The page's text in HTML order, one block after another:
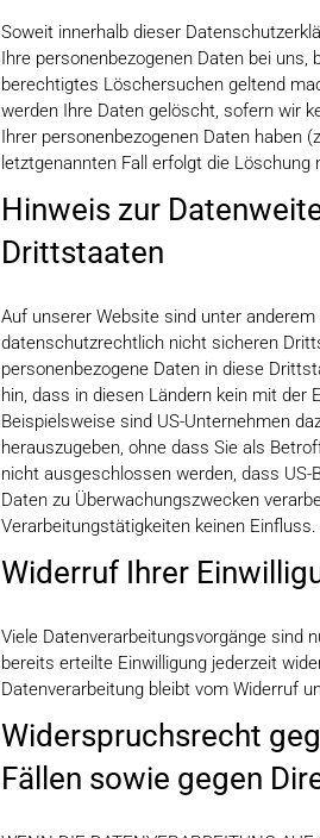
Soweit innerhalb dieser
Ihre personenbezogenen Daten bei
berechtigtes Löschersuchen geltend
werden Ihre Daten gelöscht, sofern wir
Ihrer personenbezogenen Daten haben
letztgenannten Fall erfolgt die Löschung
Hinweis zur
Drittstaaten
Auf unserer Website sind unter
datenschutzrechtlich nicht sicheren
personenbezogene Daten in diese
hin, dass in diesen Ländern kein mit der
Beispielsweise sind US-Unternehmen
herauszugeben, ohne dass Sie als
nicht ausgeschlossen werden, dass US-
Daten zu Überwachungszwecken
Verarbeitungstätigkeiten keinen Einfluss.
Widerruf Ihrer
Viele Datenverarbeitungsvorgänge sind
bereits erteilte Einwilligung jederzeit
Datenverarbeitung bleibt vom Widerruf
Widerspruchsrecht
Fällen sowie gegen